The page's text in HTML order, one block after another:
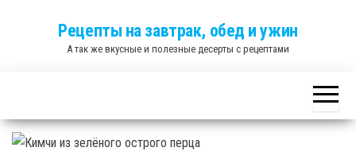
Рецепты на завтрак, обед и ужин
А так же вкусные и полезные десерты с рецептами